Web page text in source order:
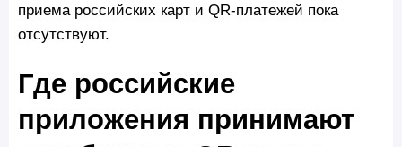
приема российских карт и QR-платежей пока
отсутствуют.
Где российские
приложения принимают